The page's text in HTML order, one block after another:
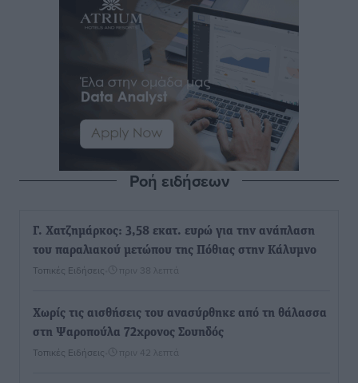
Ροή ειδήσεων
Γ. Χατζημάρκος: 3,58 εκατ. ευρώ για την ανάπλαση
του παραλιακού μετώπου της Πόθιας στην Κάλυμνο
Τοπικές Ειδήσεις πριν 38 λεπτά
Χωρίς τις αισθήσεις του ανασύρθηκε από τη θάλασσα
στη Ψαροπούλα 72χρονος Σουηδός
Τοπικές Ειδήσεις πριν 42 λεπτά